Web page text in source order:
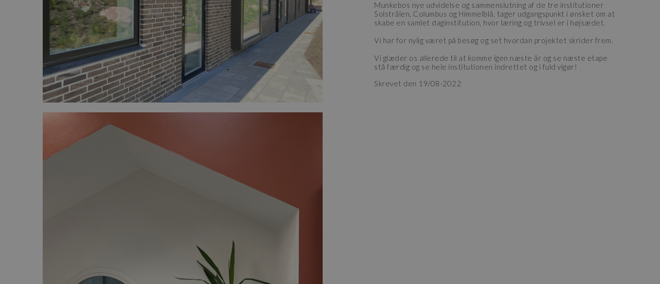
Munkebos nye udvidelse og sammenslutning af de tre institutioner
Solstrålen, Columbus og Himmelblå, tager udgangspunkt i ønsket om at
skabe en samlet daginstitution, hvor læring og trivsel er i højsædet.
Vi har for nylig været på besøg og set hvordan projektet skrider frem.
Vi glæder os allerede til at komme igen næste år og se næste etape
stå færdig og se hele institutionen indrettet og i fuld vigør!
Skrevet den 19/08-2022